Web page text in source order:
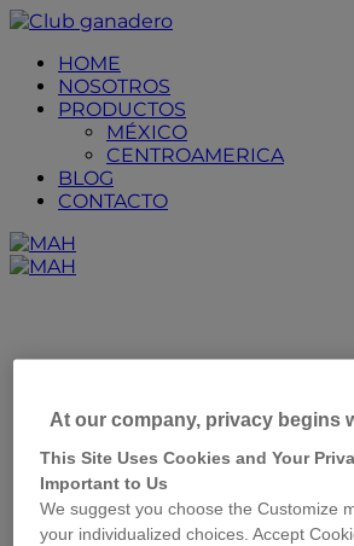
Placeholder
Anchor
Skip
Content
Skip
FooterHOME
NOSOTROS
PRODUCTOS
MÉXICO
CENTROAMERICA
BLOG
CONTACTO
At our company, privacy begins
This Site Uses Cookies and Your
Important to Us
We suggest you choose the Customize
your individualized choices. Accept